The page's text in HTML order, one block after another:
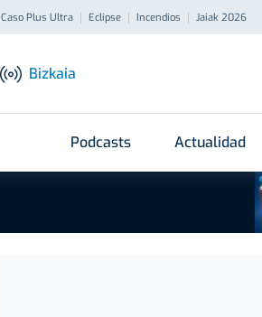
Caso Plus Ultra Eclipse Incendios Jaiak 2026
Bizkaia
Podcasts Actualidad